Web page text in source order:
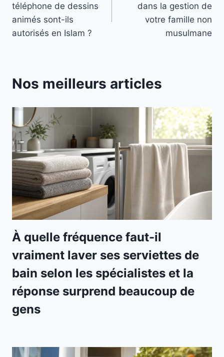
l’article
téléphone de dessins
animés sont-ils
autorisés en Islam ?
dans la gestion de
votre famille non
musulmane
Nos meilleurs articles
À quelle fréquence faut-il
vraiment laver ses serviettes de
bain selon les spécialistes et la
réponse surprend beaucoup de
gens